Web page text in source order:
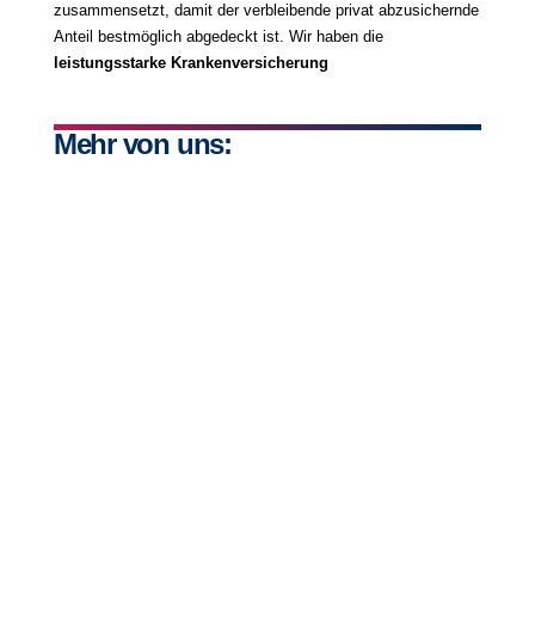
zusammensetzt, damit der verbleibende privat abzusichernde
Anteil bestmöglich abgedeckt ist. Wir haben die
leistungsstarke Krankenversicherung
Mehr von uns: